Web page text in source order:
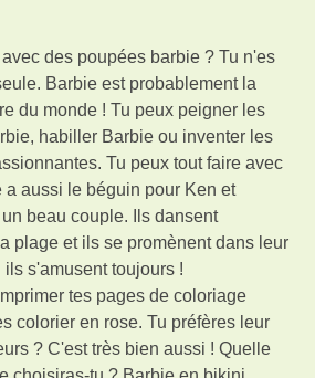
des poupées barbie ? Tu n'es
Barbie est probablement la
du monde ! Tu peux peigner les
habiller Barbie ou inventer les
Tu peux tout faire avec
a aussi le béguin pour Ken et
beau couple. Ils dansent
plage et ils se promènent dans leur
s'amusent toujours !
tes pages de coloriage
colorier en rose. Tu préfères leur
? C'est très bien aussi ! Quelle